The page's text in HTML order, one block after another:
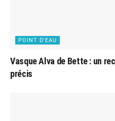
POINT D'EAU
Vasque Alva de Bette : un
précis